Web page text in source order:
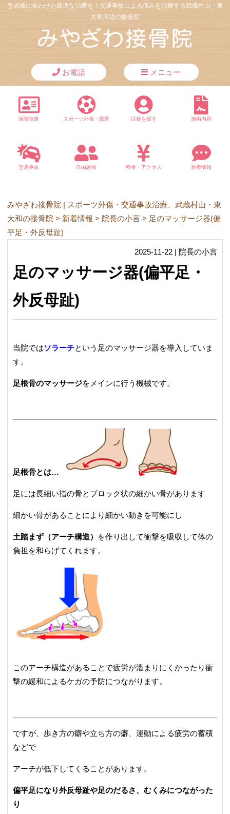
患者様に合わせた最適な治療を！交通事故による痛みを治療する武蔵村山・東
大和周辺の接骨院
お電話 メニュー
保険診療 スポーツ外傷・障害 症状を探す 施術内容
交通事故 自由診療 料金・アクセス 新着情報
みやざわ接骨院 | スポーツ外傷・交通事故治療、武蔵村山・東
大和の接骨院 > 新着情報 > 院長の小言 > 足のマッサージ器(偏
平足・外反母趾)
2025-11-22 | 院長の小言
足のマッサージ器(偏平足・
外反母趾)
当院ではソラーチという足のマッサージ器を導入していま
す。
足根骨のマッサージをメインに行う機械です。
足根骨とは…
足には長細い指の骨とブロック状の細かい骨があります
細かい骨があることにより細かい動きを可能にし
土踏まず（アーチ構造）
を作り出して衝撃を吸収して体の
負担を和らげてくれます。
このアーチ構造があることで疲労が溜まりにくかったり衝
撃の緩和によるケガの予防につながります。
ですが、歩き方の癖や立ち方の癖、運動による疲労の蓄積
などで
アーチが低下してくることがあります。
偏平足になり外反母趾や足のだるさ、むくみにつながった
り